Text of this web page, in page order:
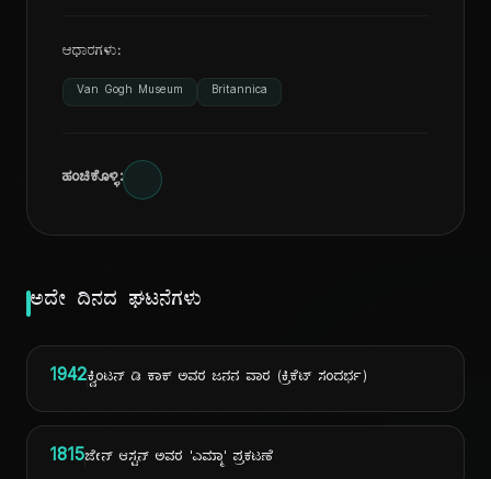
ಆಧಾರಗಳು:
Van Gogh Museum Britannica
ಹಂಚಿಕೊಳ್ಳಿ:
ಅದೇ ದಿನದ ಘಟನೆಗಳು
1942ಕ್ವಿಂಟನ್ ಡಿ ಕಾಕ್ ಅವರ ಜನನ ವಾರ (ಕ್ರಿಕೆಟ್ ಸಂದರ್ಭ)
1815ಜೇನ್ ಆಸ್ಟನ್ ಅವರ 'ಎಮ್ಮಾ' ಪ್ರಕಟಣೆ